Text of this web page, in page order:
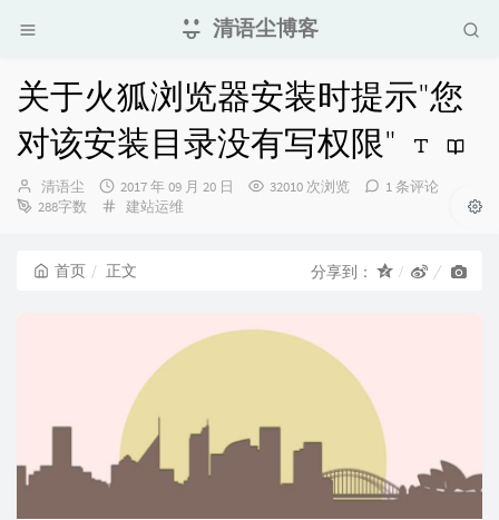
清语尘博客
关于火狐浏览器安装时提示"您
对该安装目录没有写权限"
博
主：
清语尘
发
布
2017 年 09 月 20 日 32010 次浏览
1 条评论
288字数
分
建站运维
首页 正文 分享到：